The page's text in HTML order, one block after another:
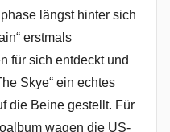
längst hinter sich
erstmals
für sich entdeckt und
Skye“ ein echtes
die Beine gestellt. Für
wagen die US-